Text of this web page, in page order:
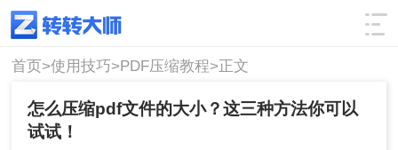
使用技巧 筛选
首页>使用技巧>PDF压缩教程>正文
怎么压缩pdf文件的大小？这三种方法你可以
试试！